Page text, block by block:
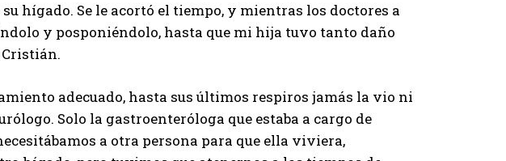
hígado. Se le acortó el tiempo, y mientras los doctores a
y posponiéndolo, hasta que mi hija tuvo tanto daño
Cristián.
adecuado, hasta sus últimos respiros jamás la vio ni
Solo la gastroenteróloga que estaba a cargo de
a otra persona para que ella viviera,